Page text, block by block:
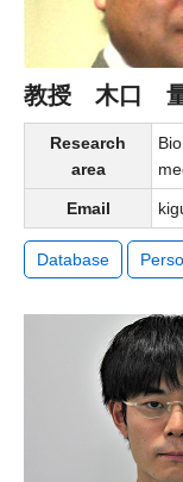
教授 木口
Research
area
Email
Database